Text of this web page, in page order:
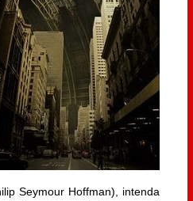
Seymour Hoffman), intenda